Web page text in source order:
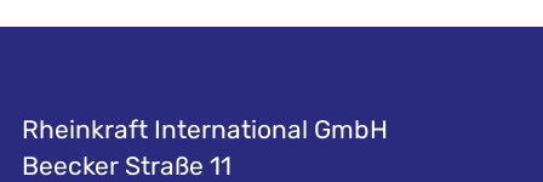
Rheinkraft International GmbH
Beecker Straße 11